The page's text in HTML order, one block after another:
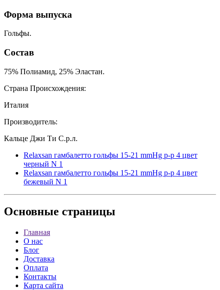
Форма выпуска
Гольфы.
Состав
75% Полиамид, 25% Эластан.
Страна Происхождения:
Италия
Производитель:
Кальце Джи Ти С.р.л.
Relaxsan гамбалетто гольфы 15-21 mmHg р-р 4 цвет
черный N 1
Relaxsan гамбалетто гольфы 15-21 mmHg р-р 4 цвет
бежевый N 1
Основные страницы
Главная
О нас
Блог
Доставка
Оплата
Контакты
Карта сайта